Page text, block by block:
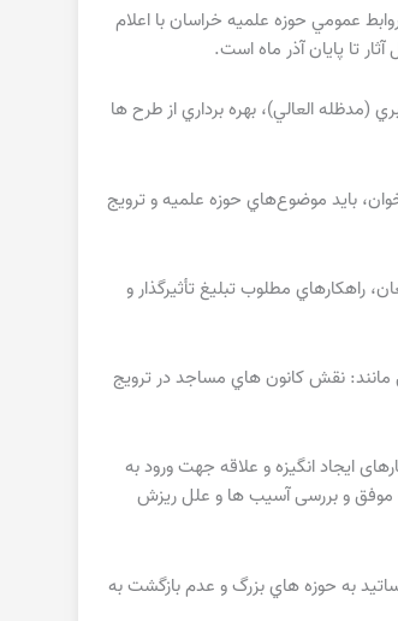
عمومي حوزه علميه خراسان با اعلام
تا پایان آذر ماه است.
العالي)، بهره برداري از طرح ها
بايد موضوع‌هاي حوزه علميه و ترويج
مطلوب تبليغ تأثيرگذار و
مانند: نقش كانون هاي مساجد در ترويج
ایجاد انگیزه و علاقه جهت ورود به
موفق و بررسی آسیب ها و علل ریزش
به حوزه هاي بزرگ و عدم بازگشت به